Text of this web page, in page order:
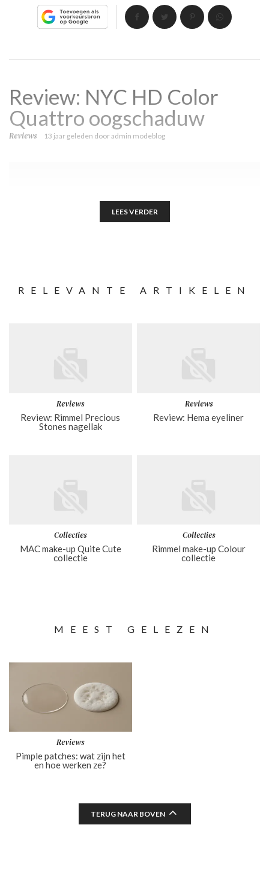
Review: NYC HD Color
Quattro oogschaduw
Reviews 13 jaar geleden dooradmin modeblog
LEES VERDER
RELEVANTE ARTIKELEN
Reviews
Review: Rimmel Precious
Stones nagellak
Reviews
Review: Hema eyeliner
Collecties
MAC make-up Quite Cute
collectie
Collecties
Rimmel make-up Colour
collectie
MEEST GELEZEN
Reviews
Pimple patches: wat zijn het
en hoe werken ze?
TERUG NAAR BOVEN